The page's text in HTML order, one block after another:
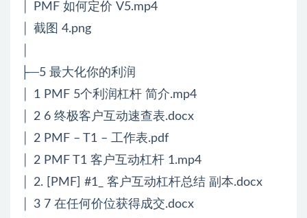
│ PMF 如何定价 V5.mp4
│ 截图 4.png
├─5 最大化你的利润
│ 1 PMF 5个利润杠杆 简介.mp4
│ 2 6 终极客户互动速查表.docx
│ 2 PMF – T1 – 工作表.pdf
│ 2 PMF T1 客户互动杠杆 1.mp4
│ 2. [PMF] #1_ 客户互动杠杆总结 副本.docx
│ 3 7 在任何价位获得成交.docx